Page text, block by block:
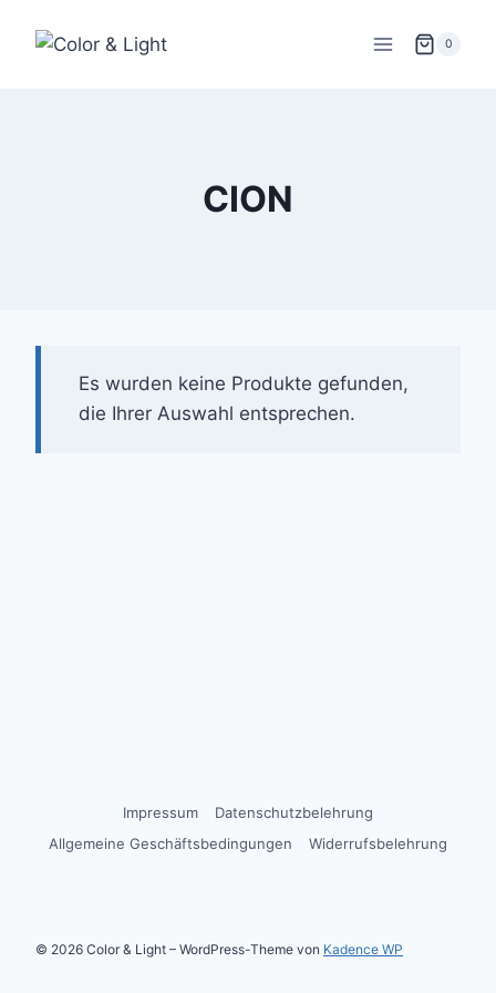
Inhalt
0
CION
Es wurden keine Produkte gefunden,
die Ihrer Auswahl entsprechen.
Impressum
Datenschutzbelehrung
Allgemeine Geschäftsbedingungen
Widerrufsbelehrung
© 2026 Color & Light – WordPress-Theme von Kadence WP